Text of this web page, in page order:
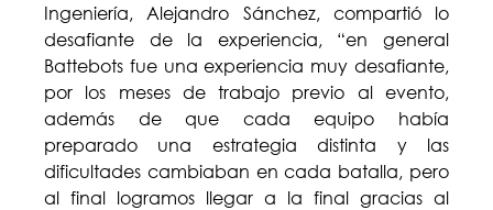
Ingeniería, Alejandro Sánchez, compartió lo
desafiante de la experiencia, “en general
Battebots fue una experiencia muy desafiante,
por los meses de trabajo previo al evento,
además de que cada equipo había
preparado una estrategia distinta y las
dificultades cambiaban en cada batalla, pero
al final logramos llegar a la final gracias al